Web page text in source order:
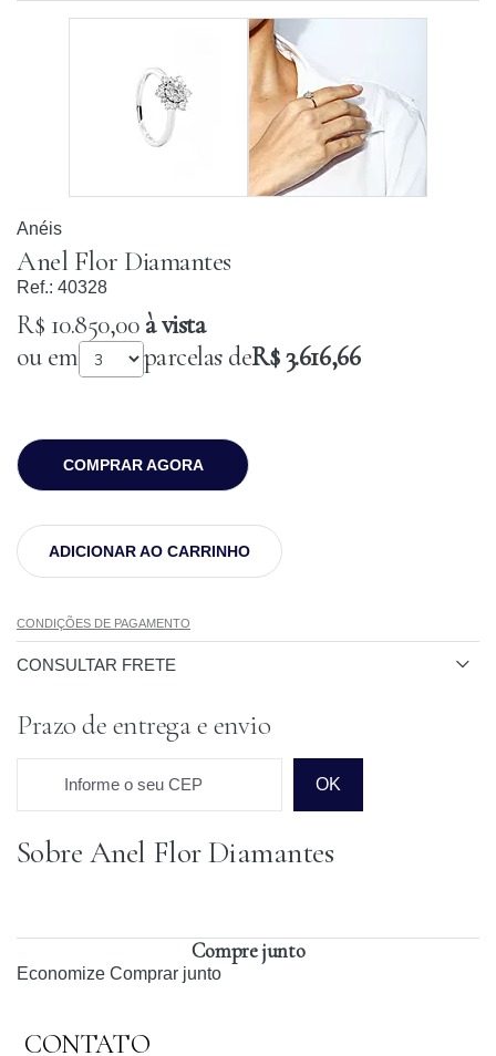
Anéis
Anel Flor Diamantes
Ref.: 40328
R$ 10.850,00à vista
ou em
parcelas deR$ 3.616,66
COMPRAR AGORA
ADICIONAR AO CARRINHO
CONDIÇÕES DE PAGAMENTO
CONSULTAR FRETE
Prazo de entrega e envio
Informe o seu CEP OK
Prazo para o CEP
Sobre Anel Flor Diamantes
Compre junto
Economize Comprar junto
CONTATO